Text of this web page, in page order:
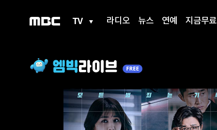
TV 라디오 뉴스 연예 지금무료